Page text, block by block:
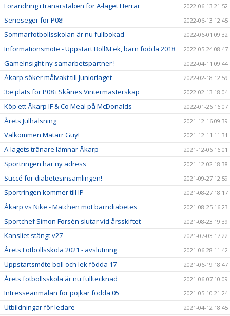
Förändring i tränarstaben för A-laget Herrar 2022-06-13 21:52
Serieseger för P08! 2022-06-13 12:45
Sommarfotbollsskolan är nu fullbokad 2022-06-01 09:32
Informationsmöte - Uppstart Boll&Lek, barn födda 2018 2022-05-24 08:47
GameInsight ny samarbetspartner ! 2022-04-11 09:44
Åkarp söker målvakt till Juniorlaget 2022-02-18 12:59
3:e plats för P08 i Skånes Vintermästerskap 2022-02-13 18:04
Köp ett Åkarp IF & Co Meal på McDonalds 2022-01-26 16:07
Årets Julhälsning 2021-12-16 09:39
Välkommen Matarr Guy! 2021-12-11 11:31
A-lagets tränare lämnar Åkarp 2021-12-06 16:01
Sportringen har ny adress 2021-12-02 18:38
Succé för diabetesinsamlingen! 2021-09-27 12:59
Sportringen kommer till IP 2021-08-27 18:17
Åkarp vs Nike - Matchen mot barndiabetes 2021-08-25 16:23
Sportchef Simon Forsén slutar vid årsskiftet 2021-08-23 19:39
Kansliet stängt v27 2021-07-03 17:22
Årets Fotbollsskola 2021 - avslutning 2021-06-28 11:42
Uppstartsmöte boll och lek födda 17 2021-06-19 18:47
Årets fotbollsskola är nu fulltecknad 2021-06-07 10:09
Intresseanmälan för pojkar födda 05 2021-05-10 21:24
Utbildningar för ledare 2021-04-12 18:45